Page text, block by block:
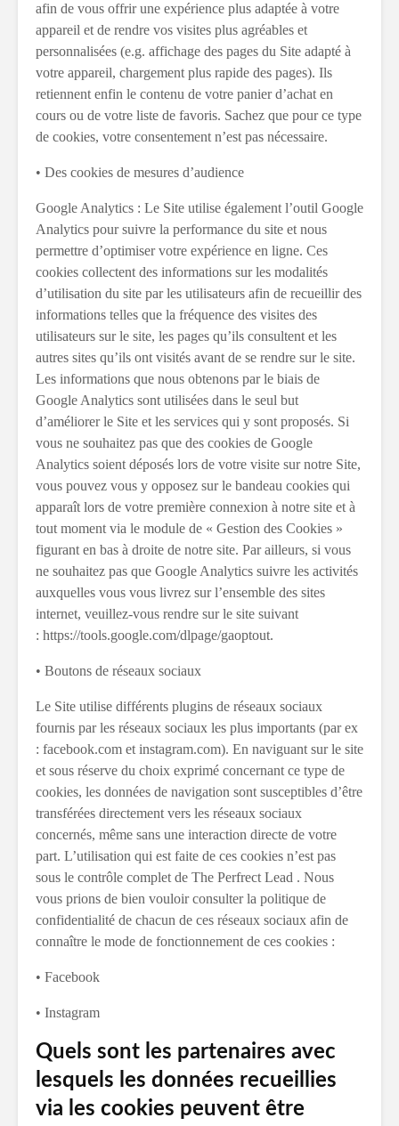
afin de vous offrir une expérience plus adaptée à votre
appareil et de rendre vos visites plus agréables et
personnalisées (e.g. affichage des pages du Site adapté à
votre appareil, chargement plus rapide des pages). Ils
retiennent enfin le contenu de votre panier d’achat en
cours ou de votre liste de favoris. Sachez que pour ce type
de cookies, votre consentement n’est pas nécessaire.
• Des cookies de mesures d’audience
Google Analytics : Le Site utilise également l’outil Google
Analytics pour suivre la performance du site et nous
permettre d’optimiser votre expérience en ligne. Ces
cookies collectent des informations sur les modalités
d’utilisation du site par les utilisateurs afin de recueillir des
informations telles que la fréquence des visites des
utilisateurs sur le site, les pages qu’ils consultent et les
autres sites qu’ils ont visités avant de se rendre sur le site.
Les informations que nous obtenons par le biais de
Google Analytics sont utilisées dans le seul but
d’améliorer le Site et les services qui y sont proposés. Si
vous ne souhaitez pas que des cookies de Google
Analytics soient déposés lors de votre visite sur notre Site,
vous pouvez vous y opposez sur le bandeau cookies qui
apparaît lors de votre première connexion à notre site et à
tout moment via le module de « Gestion des Cookies »
figurant en bas à droite de notre site. Par ailleurs, si vous
ne souhaitez pas que Google Analytics suivre les activités
auxquelles vous vous livrez sur l’ensemble des sites
internet, veuillez-vous rendre sur le site suivant
: https://tools.google.com/dlpage/gaoptout.
• Boutons de réseaux sociaux
Le Site utilise différents plugins de réseaux sociaux
fournis par les réseaux sociaux les plus importants (par ex
: facebook.com et instagram.com). En naviguant sur le site
et sous réserve du choix exprimé concernant ce type de
cookies, les données de navigation sont susceptibles d’être
transférées directement vers les réseaux sociaux
concernés, même sans une interaction directe de votre
part. L’utilisation qui est faite de ces cookies n’est pas
sous le contrôle complet de The Perfrect Lead . Nous
vous prions de bien vouloir consulter la politique de
confidentialité de chacun de ces réseaux sociaux afin de
connaître le mode de fonctionnement de ces cookies :
• Facebook
• Instagram
Quels sont les partenaires avec
lesquels les données recueillies
via les cookies peuvent être